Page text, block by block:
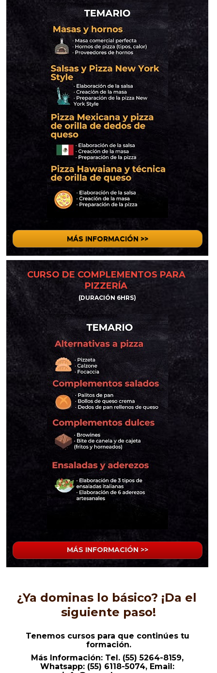
MÁS INFORMACIÓN >>
CURSO DE COMPLEMENTOS PARA
PIZZERÍA
(DURACIÓN 6HRS)
MÁS INFORMACIÓN >>
¿Ya dominas lo básico? ¡Da el
siguiente paso!
Tenemos cursos para que continúes tu
formación.
Más Información: Tel. (55) 5264-8159,